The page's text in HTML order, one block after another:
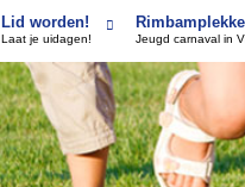
Lid worden!
Laat je uidagen! Jeugd carnaval in